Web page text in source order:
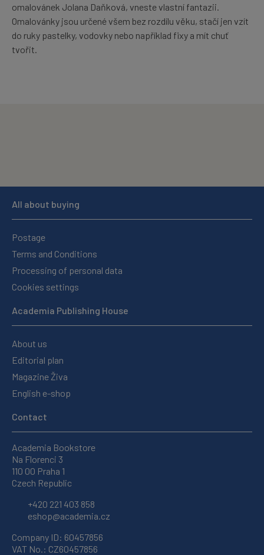
omalovánek Jolana Daňková, vneste vlastní fantazii.
Omalovánky jsou určené všem bez rozdílu věku, stačí jen vzít
do ruky pastelky, vodovky nebo například fixy a mít chuť
tvořit.
All about buying
Postage
Terms and Conditions
Processing of personal data
Cookies settings
Academia Publishing House
About us
Editorial plan
Magazine Živa
English e-shop
Contact
Academia Bookstore
Na Florenci 3
110 00 Praha 1
Czech Republic
+420 221 403 858
eshop@academia.cz
Company ID: 60457856
VAT No.: CZ60457856